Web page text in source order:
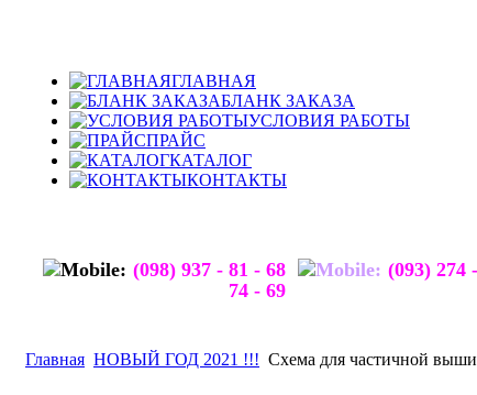
ГЛАВНАЯ
БЛАНК ЗАКАЗА
УСЛОВИЯ РАБОТЫ
ПРАЙС
КАТАЛОГ
КОНТАКТЫ
(098) 937 - 81 - 68
(093) 274 -
74 - 69
Главная НОВЫЙ ГОД 2021 !!! Схема для частичной